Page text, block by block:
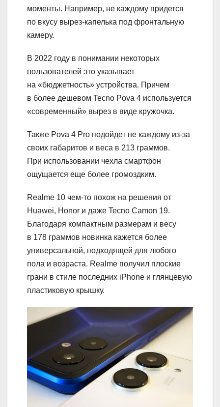
моменты. Например, не каждому придется
по вкусу вырез-капелька под фронтальную
камеру.
В 2022 году в понимании некоторых
пользователей это указывает
на «бюджетность» устройства. Причем
в более дешевом Tecno Pova 4 используется
«современный» вырез в виде кружочка.
Также Pova 4 Pro подойдет не каждому из-за
своих габаритов и веса в 213 граммов.
При использовании чехла смартфон
ощущается еще более громоздким.
Realme 10 чем-то похож на решения от
Huawei, Honor и даже Tecno Camon 19.
Благодаря компактным размерам и весу
в 178 граммов новинка кажется более
универсальной, подходящей для любого
пола и возраста. Realme получил плоские
грани в стиле последних iPhone и глянцевую
пластиковую крышку.